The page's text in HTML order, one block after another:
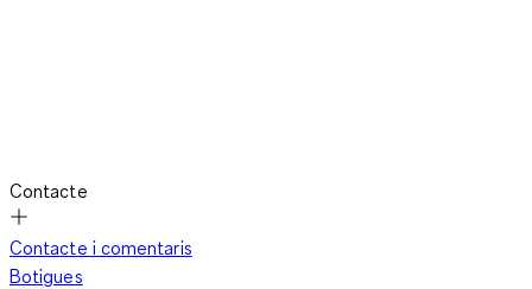
Contacte
Contacte i comentaris
Botigues